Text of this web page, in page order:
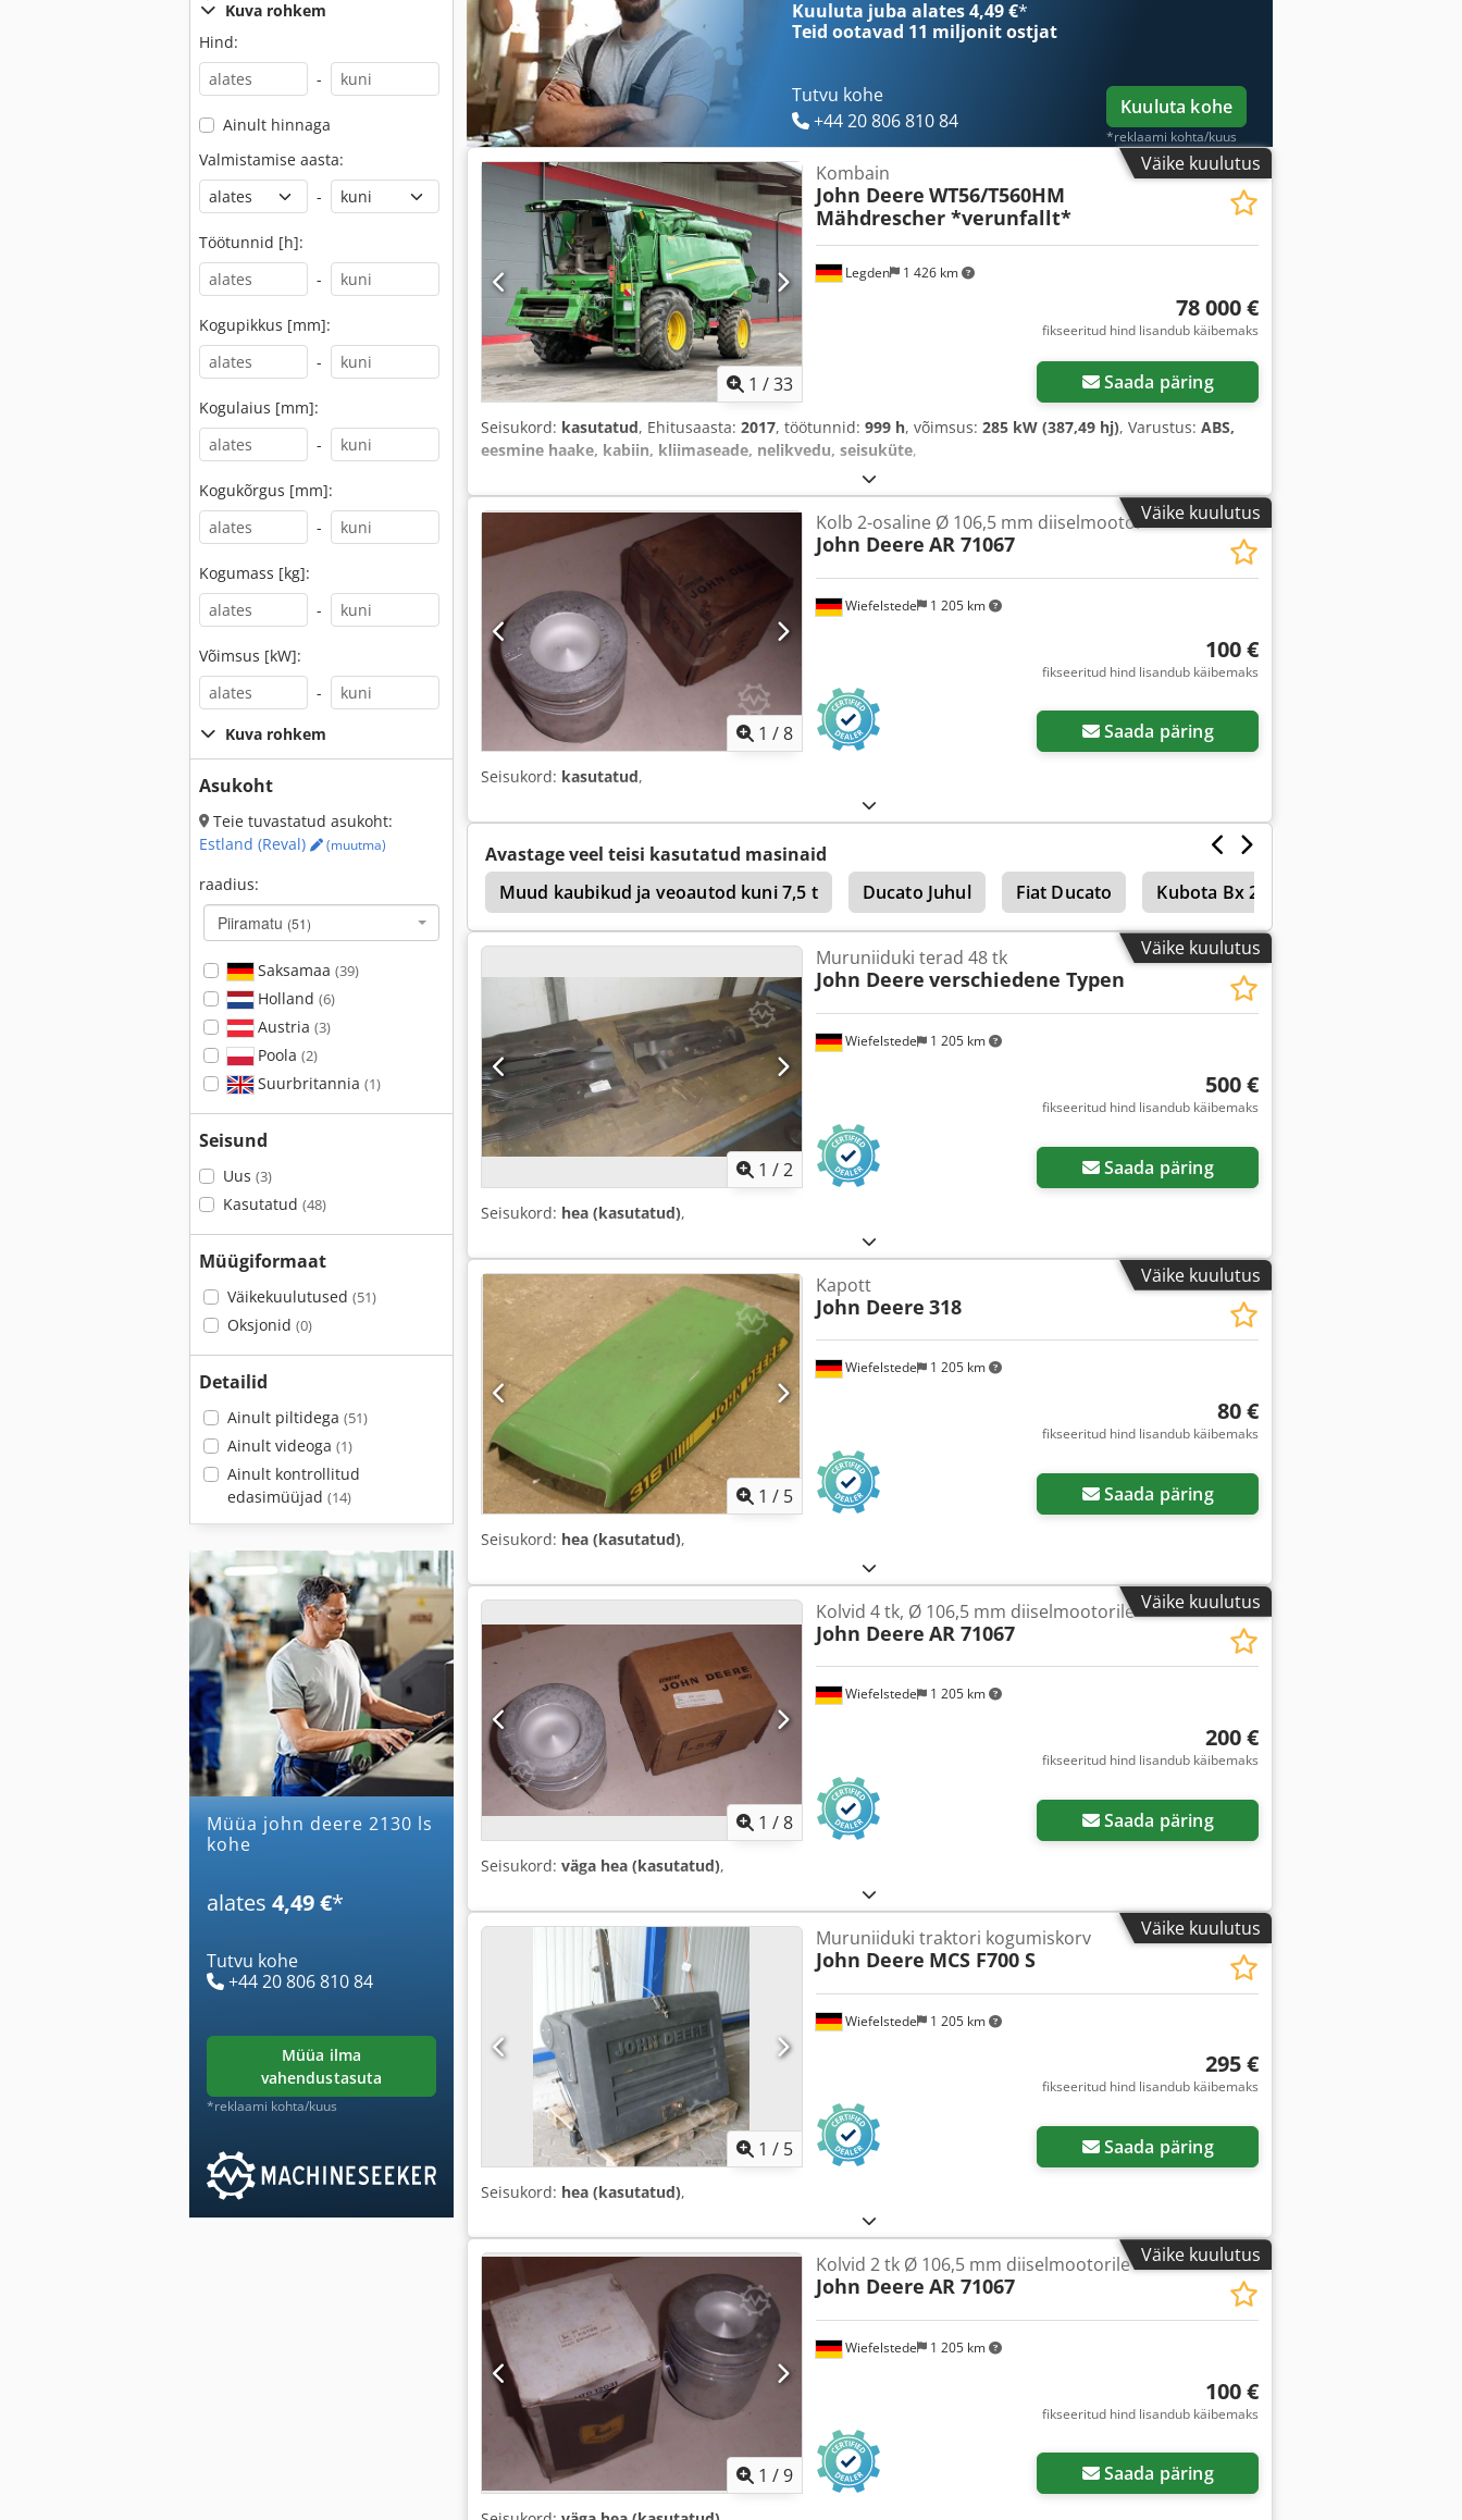
Kuva rohkem
Hind:
-
Ainult hinnaga
Valmistamise aasta:
-
Töötunnid [h]:
-
Kogupikkus [mm]:
-
Kogulaius [mm]:
-
Kogukõrgus [mm]:
-
Kogumass [kg]:
-
Võimsus [kW]:
-
Kuva rohkem
Asukoht
Teie tuvastatud asukoht:
Estland (Reval)
(muutma)
raadius:
Piiramatu (51)
Saksamaa (39)
Holland (6)
Austria (3)
Poola (2)
Suurbritannia (1)
Seisund
Uus (3)
Kasutatud (48)
Müügiformaat
Väikekuulutused (51)
Oksjonid (0)
Detailid
Ainult piltidega (51)
Ainult videoga (1)
Ainult kontrollitud
edasimüüjad (14)
Müüa john deere 2130 ls
kohe
alates 4,49 €*
Tutvu kohe
+44 20 806 810 84
müüa ilma
vahendustasuta
*reklaami kohta/kuus
Kuuluta juba alates 4,49 €*
Teid ootavad 11 miljonit ostjat
Tutvu kohe
+44 20 806 810 84
Kuuluta kohe
*reklaami kohta/kuus
Väike kuulutus
1 /33
Legden 1 426 km
Kombain
John Deere WT56/T560HM
Mähdrescher *verunfallt*
78 000 €
fikseeritud hind lisandub käibemaks
Saada päring
Seisukord: kasutatud, Ehitusaasta: 2017, töötunnid: 999 h, võimsus: 285 kW (387,49 hj), Varustus: ABS,
eesmine haake, kabiin, kliimaseade, nelikvedu, seisuküte,
Väike kuulutus
1 /8
Wiefelstede 1 205 km
Kolb 2-osaline Ø 106,5 mm diiselmootor
John Deere AR 71067
100 €
fikseeritud hind lisandub käibemaks
Saada päring
Seisukord: kasutatud,
Avastage veel teisi kasutatud masinaid
Muud kaubikud ja veoautod kuni 7,5 t
Ducato Juhul Fiat Ducato Kubota Bx 2350 D
John Deere 110
Väike kuulutus
Küsi lisapilte
1 /2
Wiefelstede 1 205 km
Muruniiduki terad 48 tk
John Deere verschiedene Typen
500 €
fikseeritud hind lisandub käibemaks
Saada päring
Seisukord: hea (kasutatud),
Väike kuulutus
1 / 5
Wiefelstede 1 205 km
Kapott
John Deere 318
80 €
fikseeritud hind lisandub käibemaks
Saada päring
Seisukord: hea (kasutatud),
Väike kuulutus
1 /8
Wiefelstede 1 205 km
Kolvid 4 tk, Ø 106,5 mm diiselmootorile
John Deere AR 71067
200 €
fikseeritud hind lisandub käibemaks
Saada päring
Seisukord: väga hea (kasutatud),
Väike kuulutus
1 / 5
Wiefelstede 1 205 km
Muruniiduki traktori kogumiskorv
John Deere MCS F700 S
295 €
fikseeritud hind lisandub käibemaks
Saada päring
Seisukord: hea (kasutatud),
Väike kuulutus
1 /9
Wiefelstede 1 205 km
Kolvid 2 tk Ø 106,5 mm diiselmootorile
John Deere AR 71067
100 €
fikseeritud hind lisandub käibemaks
Saada päring